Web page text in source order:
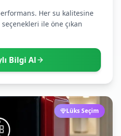
Her su kalitesine
ile öne çıkan
Bilgi Al
Lüks Seçim